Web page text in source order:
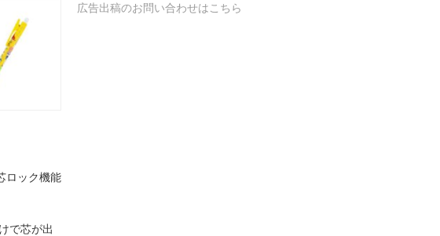
ロック機能
で芯が出
広告出稿のお問い合わせはこちら